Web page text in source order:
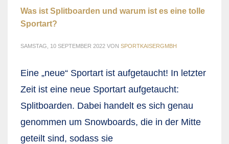
Was ist Splitboarden und warum ist es eine tolle
Sportart?
SAMSTAG, 10 SEPTEMBER 2022 VON SPORTKAISERGMBH
Eine „neue“ Sportart ist aufgetaucht! In letzter
Zeit ist eine neue Sportart aufgetaucht:
Splitboarden. Dabei handelt es sich genau
genommen um Snowboards, die in der Mitte
geteilt sind, sodass sie